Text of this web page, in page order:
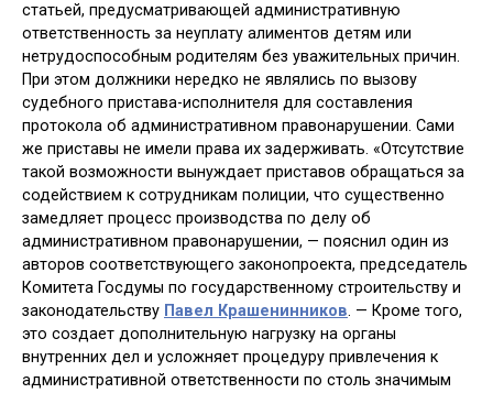
статьей, предусматривающей административную
ответственность за неуплату алиментов детям или
нетрудоспособным родителям без уважительных причин.
При этом должники нередко не являлись по вызову
судебного пристава-исполнителя для составления
протокола об административном правонарушении. Сами
же приставы не имели права их задерживать. «Отсутствие
такой возможности вынуждает приставов обращаться за
содействием к сотрудникам полиции, что существенно
замедляет процесс производства по делу об
административном правонарушении, — пояснил один из
авторов соответствующего законопроекта, председатель
Комитета Госдумы по государственному строительству и
законодательству Павел Крашенинников. — Кроме того,
это создает дополнительную нагрузку на органы
внутренних дел и усложняет процедуру привлечения к
административной ответственности по столь значимым